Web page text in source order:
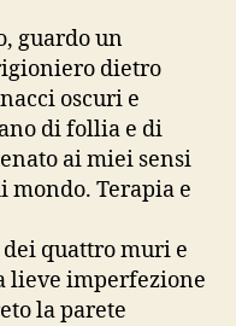
guardo un
dietro
oscuri e
di follia e di
ai miei sensi
mondo. Terapia e
dei quattro muri e
lieve imperfezione
la parete